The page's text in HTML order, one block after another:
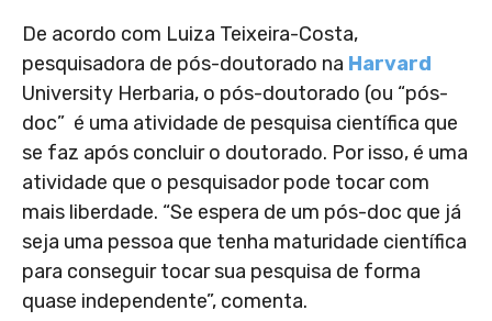
De acordo com Luiza Teixeira-Costa,
pesquisadora de pós-doutorado na Harvard
University Herbaria, o pós-doutorado (ou “pós-
doc” é uma atividade de pesquisa científica que
se faz após concluir o doutorado. Por isso, é uma
atividade que o pesquisador pode tocar com
mais liberdade. “Se espera de um pós-doc que já
seja uma pessoa que tenha maturidade científica
para conseguir tocar sua pesquisa de forma
quase independente”, comenta.